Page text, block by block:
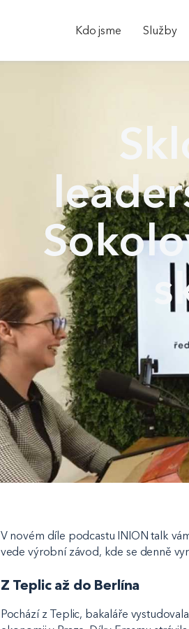
Kdo jsme Služby
V novém díle podcastu INION talk
vede výrobní závod, kde se denně
Z Teplic až do Berlína
Pochází z Teplic, bakaláře